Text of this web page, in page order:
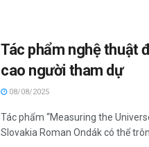
Tác phẩm nghệ thuật
cao người tham dự
08/08/2025
Tác phẩm “Measuring the
Slovakia Roman Ondák có thể